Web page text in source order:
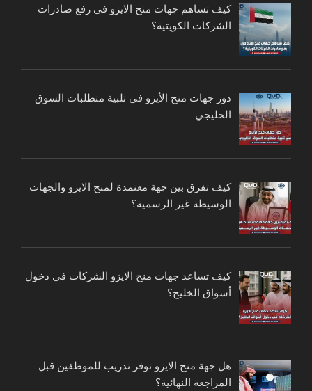
كيف تساهم جهات منح الايزو في رفع صادرات
الشركات الكويتية؟
دور جهات منح الأيزو في تلبية متطلبات السوق
الخليجي
كيف تفرق بين جهة معتمدة لمنح الايزو والجهات
الوسيطة غير الرسمية؟
كيف تساعد جهات منح الايزو الشركات في دخول
أسواق الخليج؟
هل جهة منح الايزو توفر تدريب للموظفين قبل
المراجعة النهائية؟